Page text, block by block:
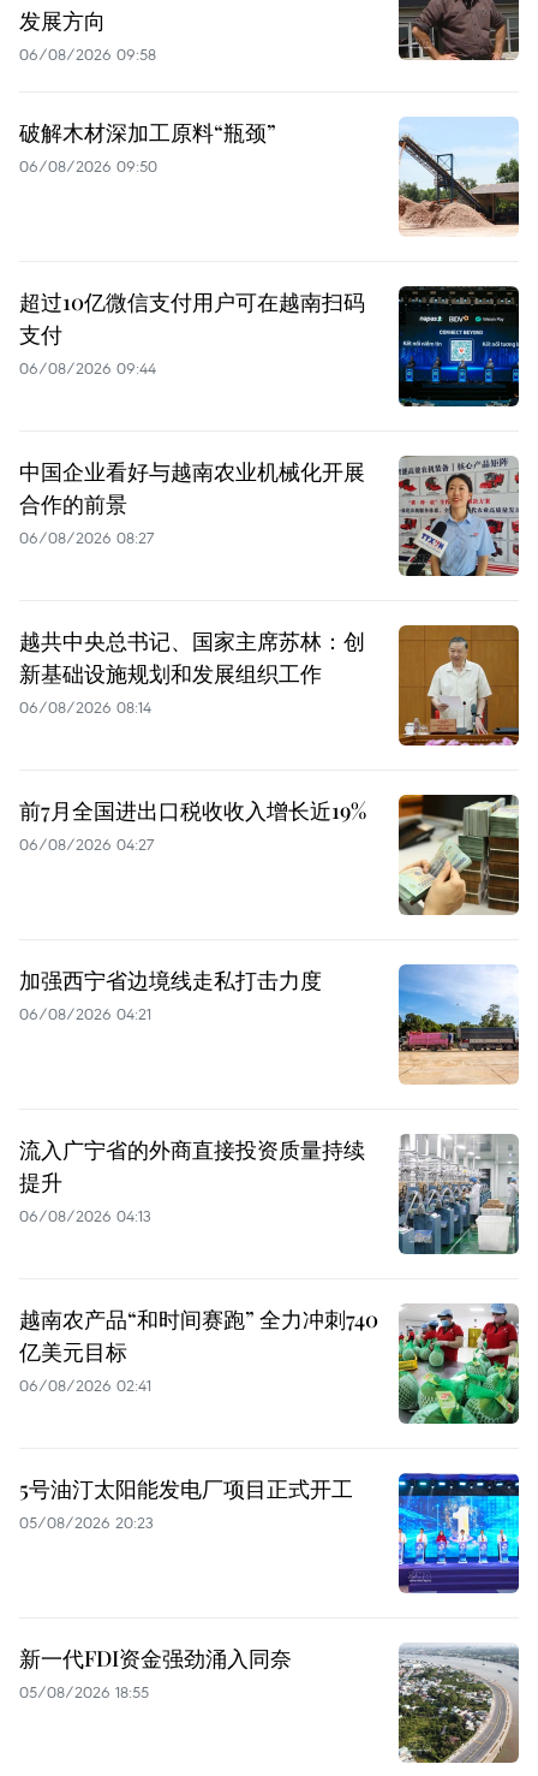
发展方向
06/08/2026 09:58
破解木材深加工原料“瓶颈”
06/08/2026 09:50
超过10亿微信支付用户可在越南扫码
支付
06/08/2026 09:44
中国企业看好与越南农业机械化开展
合作的前景
06/08/2026 08:27
越共中央总书记、国家主席苏林：创
新基础设施规划和发展组织工作
06/08/2026 08:14
前7月全国进出口税收收入增长近19%
06/08/2026 04:27
加强西宁省边境线走私打击力度
06/08/2026 04:21
流入广宁省的外商直接投资质量持续
提升
06/08/2026 04:13
越南农产品“和时间赛跑” 全力冲刺740
亿美元目标
06/08/2026 02:41
5号油汀太阳能发电厂项目正式开工
05/08/2026 20:23
新一代FDI资金强劲涌入同奈
05/08/2026 18:55